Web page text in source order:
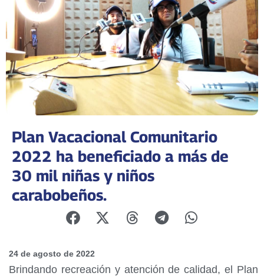
Plan Vacacional Comunitario
2022 ha beneficiado a más de
30 mil niñas y niños
carabobeños.
24 de agosto de 2022
Brindando recreación y atención de calidad, el Plan